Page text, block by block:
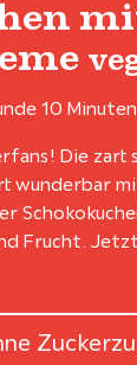
10 Minuten
Die zart
wunderbar
Frucht.